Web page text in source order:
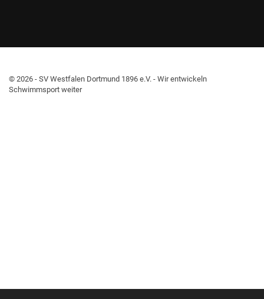
© 2026 - SV Westfalen Dortmund 1896 e.V. - Wir entwickeln
Schwimmsport weiter